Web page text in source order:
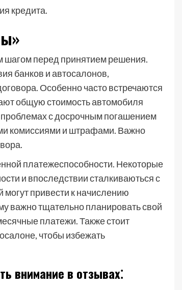
кредита.
шагом перед принятием решения.
банков и автосалонов,
Особенно часто встречаются
общую стоимость автомобиля
с досрочным погашением
комиссиями и штрафами. Важно
платежеспособности. Некоторые
и впоследствии сталкиваються с
привести к начислению
важно тщательно планировать свой
платежи. Также стоит
чтобы избежать
внимание в отзывах⁚